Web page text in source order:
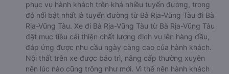
phục vụ hành khách trên khá nhiều tuyến đường, trong
đó nổi bật nhất là tuyến đường từ Bà Rịa-Vũng Tàu đi Bà
Rịa-Vũng Tàu. Xe đi Bà Rịa-Vũng Tàu từ Bà Rịa-Vũng Tàu
đặt mục tiêu cải thiện chất lượng dịch vụ lên hàng đầu,
đáp ứng được nhu cầu ngày càng cao của hành khách.
Nội thất trên xe được bảo trì, nâng cấp thường xuyên
nên lúc nào cũng trông như mới. Vì thế nên hành khách